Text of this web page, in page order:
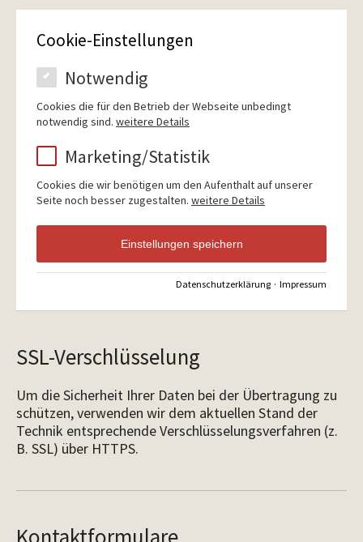
Cookie-Einstellungen
Notwendig
Cookies die für den Betrieb der Webseite unbedingt
notwendig sind. weitere Details
Marketing/Statistik
Cookies die wir benötigen um den Aufenthalt auf unserer
Seite noch besser zugestalten. weitere Details
Einstellungen speichern
Datenschutzerklärung · Impressum
SSL-Verschlüsselung
Um die Sicherheit Ihrer Daten bei der Übertragung zu
schützen, verwenden wir dem aktuellen Stand der
Technik entsprechende Verschlüsselungsverfahren (z.
B. SSL) über HTTPS.
Kontaktformulare